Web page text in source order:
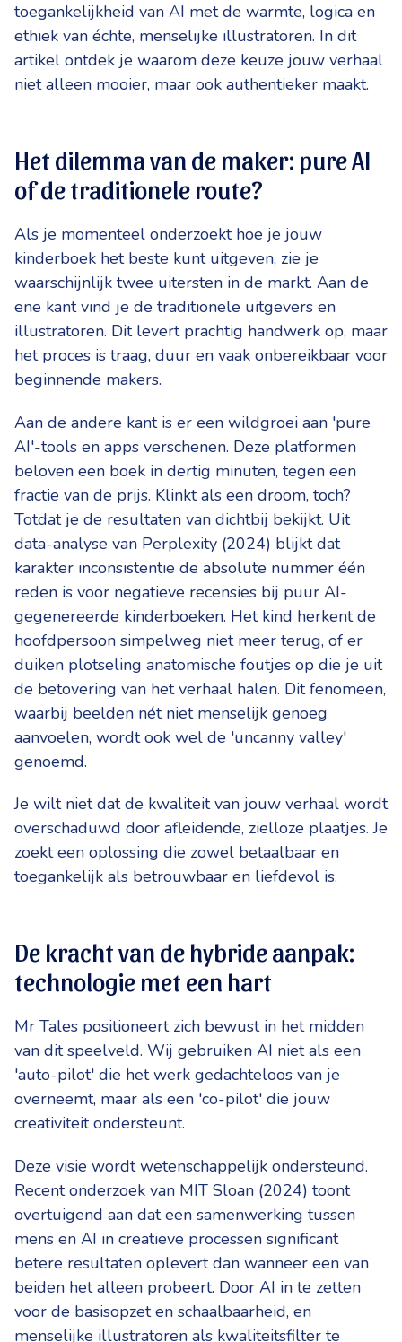
toegankelijkheid van AI met de warmte, logica en
ethiek van échte, menselijke illustratoren. In dit
artikel ontdek je waarom deze keuze jouw verhaal
niet alleen mooier, maar ook authentieker maakt.
Het dilemma van de maker: pure AI
of de traditionele route?
Als je momenteel onderzoekt hoe je jouw
kinderboek het beste kunt uitgeven, zie je
waarschijnlijk twee uitersten in de markt. Aan de
ene kant vind je de traditionele uitgevers en
illustratoren. Dit levert prachtig handwerk op, maar
het proces is traag, duur en vaak onbereikbaar voor
beginnende makers.
Aan de andere kant is er een wildgroei aan 'pure
AI'-tools en apps verschenen. Deze platformen
beloven een boek in dertig minuten, tegen een
fractie van de prijs. Klinkt als een droom, toch?
Totdat je de resultaten van dichtbij bekijkt. Uit
data-analyse van Perplexity (2024) blijkt dat
karakter inconsistentie de absolute nummer één
reden is voor negatieve recensies bij puur AI-
gegenereerde kinderboeken. Het kind herkent de
hoofdpersoon simpelweg niet meer terug, of er
duiken plotseling anatomische foutjes op die je uit
de betovering van het verhaal halen. Dit fenomeen,
waarbij beelden nét niet menselijk genoeg
aanvoelen, wordt ook wel de 'uncanny valley'
genoemd.
Je wilt niet dat de kwaliteit van jouw verhaal wordt
overschaduwd door afleidende, zielloze plaatjes. Je
zoekt een oplossing die zowel betaalbaar en
toegankelijk als betrouwbaar en liefdevol is.
De kracht van de hybride aanpak:
technologie met een hart
Mr Tales positioneert zich bewust in het midden
van dit speelveld. Wij gebruiken AI niet als een
'auto-pilot' die het werk gedachteloos van je
overneemt, maar als een 'co-pilot' die jouw
creativiteit ondersteunt.
Deze visie wordt wetenschappelijk ondersteund.
Recent onderzoek van MIT Sloan (2024) toont
overtuigend aan dat een samenwerking tussen
mens en AI in creatieve processen significant
betere resultaten oplevert dan wanneer een van
beiden het alleen probeert. Door AI in te zetten
voor de basisopzet en schaalbaarheid, en
menselijke illustratoren als kwaliteitsfilter te